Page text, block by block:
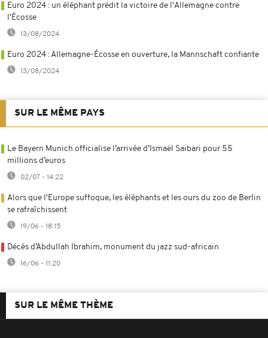
Euro 2024 : un éléphant prédit la victoire de l'Allemagne contre
l'Écosse
13/08/2024
Euro 2024 : Allemagne-Écosse en ouverture, la Mannschaft confiante
13/08/2024
SUR LE MÊME PAYS
Le Bayern Munich officialise l’arrivée d’Ismaël Saibari pour 55
millions d’euros
02/07 - 14:22
Alors que l'Europe suffoque, les éléphants et les ours du zoo de Berlin
se rafraîchissent
19/06 - 18:15
Décès d’Abdullah Ibrahim, monument du jazz sud-africain
16/06 - 11:20
SUR LE MÊME THÈME